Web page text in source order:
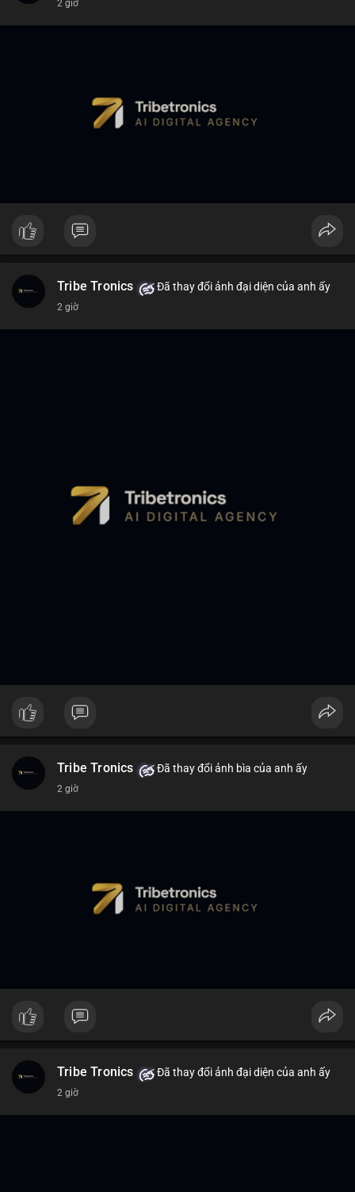
2 giờ
Tribe Tronics Đã thay đổi ảnh đại diện của anh ấy
2 giờ
Tribe Tronics Đã thay đổi ảnh bìa của anh ấy
2 giờ
Tribe Tronics Đã thay đổi ảnh đại diện của anh ấy
2 giờ